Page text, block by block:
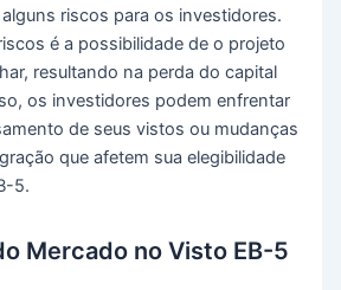
riscos para os investidores.
é a possibilidade de o projeto
resultando na perda do capital
os investidores podem enfrentar
de seus vistos ou mudanças
que afetem sua elegibilidade
5.
Mercado no Visto EB-5